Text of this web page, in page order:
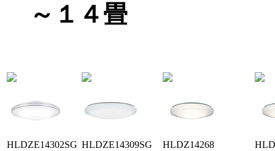
～１４畳
HLDZE14302SG HLDZE14309SG HLDZ14268